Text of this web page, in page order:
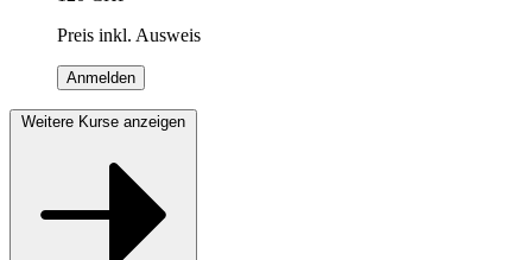
Preis inkl. Ausweis
Anmelden
Weitere Kurse anzeigen